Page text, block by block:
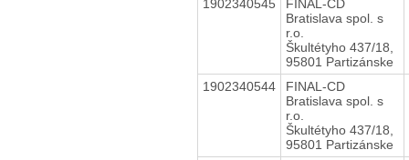
1902340545
FINAL-CD
Bratislava spol. s
r.o.
Škultétyho 437/18,
95801 Partizánske
1902340544
FINAL-CD
Bratislava spol. s
r.o.
Škultétyho 437/18,
95801 Partizánske